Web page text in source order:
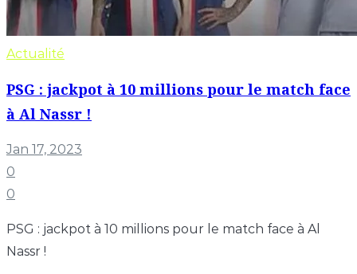
Actualité
PSG : jackpot à 10 millions pour le match face
à Al Nassr !
Jan 17, 2023
0
0
PSG : jackpot à 10 millions pour le match face à Al
Nassr !